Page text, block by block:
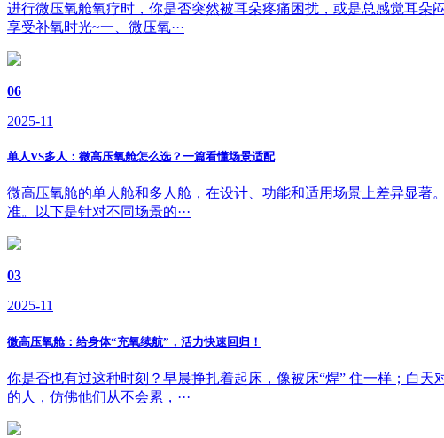
进行微压氧舱氧疗时，你是否突然被耳朵疼痛困扰，或是总感觉耳
享受补氧时光~一、微压氧···
06
2025-11
单人VS多人：微高压氧舱怎么选？一篇看懂场景适配
微高压氧舱的单人舱和多人舱，在设计、功能和适用场景上差异显
准。以下是针对不同场景的···
03
2025-11
微高压氧舱：给身体“充氧续航”，活力快速回归！
你是否也有过这种时刻？早晨挣扎着起床，像被床“焊” 住一样；白
的人，仿佛他们从不会累，···